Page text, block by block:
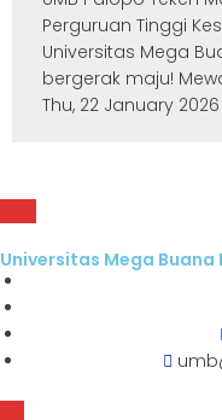
Perguruan Tinggi
Universitas Mega
bergerak maju!
Thu, 22 January 2026
Universitas Mega Buana